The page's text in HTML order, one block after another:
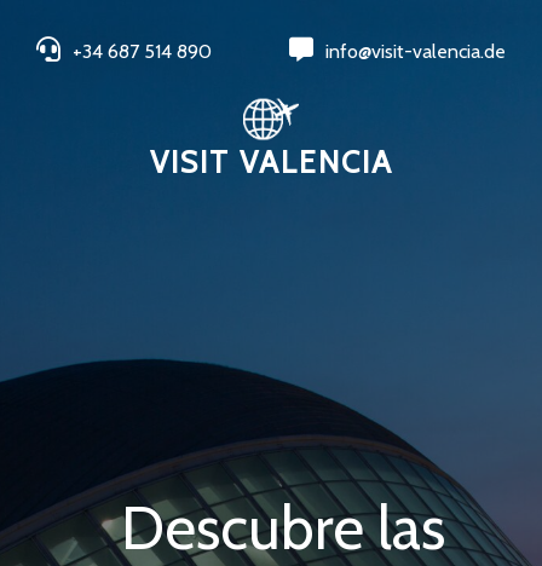
+34 687 514 890 info@visit-valencia.de
VISIT VALENCIA
Descubre las